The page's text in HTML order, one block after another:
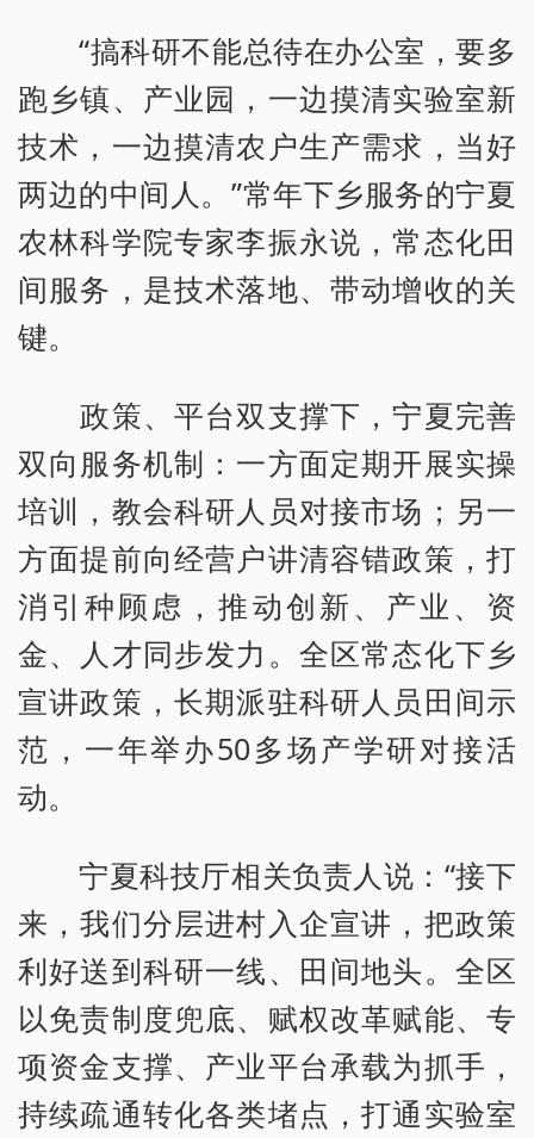
“搞科研不能总待在办公室，要多
跑乡镇、产业园，一边摸清实验室新
技术，一边摸清农户生产需求，当好
两边的中间人。”常年下乡服务的宁夏
农林科学院专家李振永说，常态化田
间服务，是技术落地、带动增收的关
键。
政策、平台双支撑下，宁夏完善
双向服务机制：一方面定期开展实操
培训，教会科研人员对接市场；另一
方面提前向经营户讲清容错政策，打
消引种顾虑，推动创新、产业、资
金、人才同步发力。全区常态化下乡
宣讲政策，长期派驻科研人员田间示
范，一年举办50多场产学研对接活
动。
宁夏科技厅相关负责人说：“接下
来，我们分层进村入企宣讲，把政策
利好送到科研一线、田间地头。全区
以免责制度兜底、赋权改革赋能、专
项资金支撑、产业平台承载为抓手，
持续疏通转化各类堵点，打通实验室